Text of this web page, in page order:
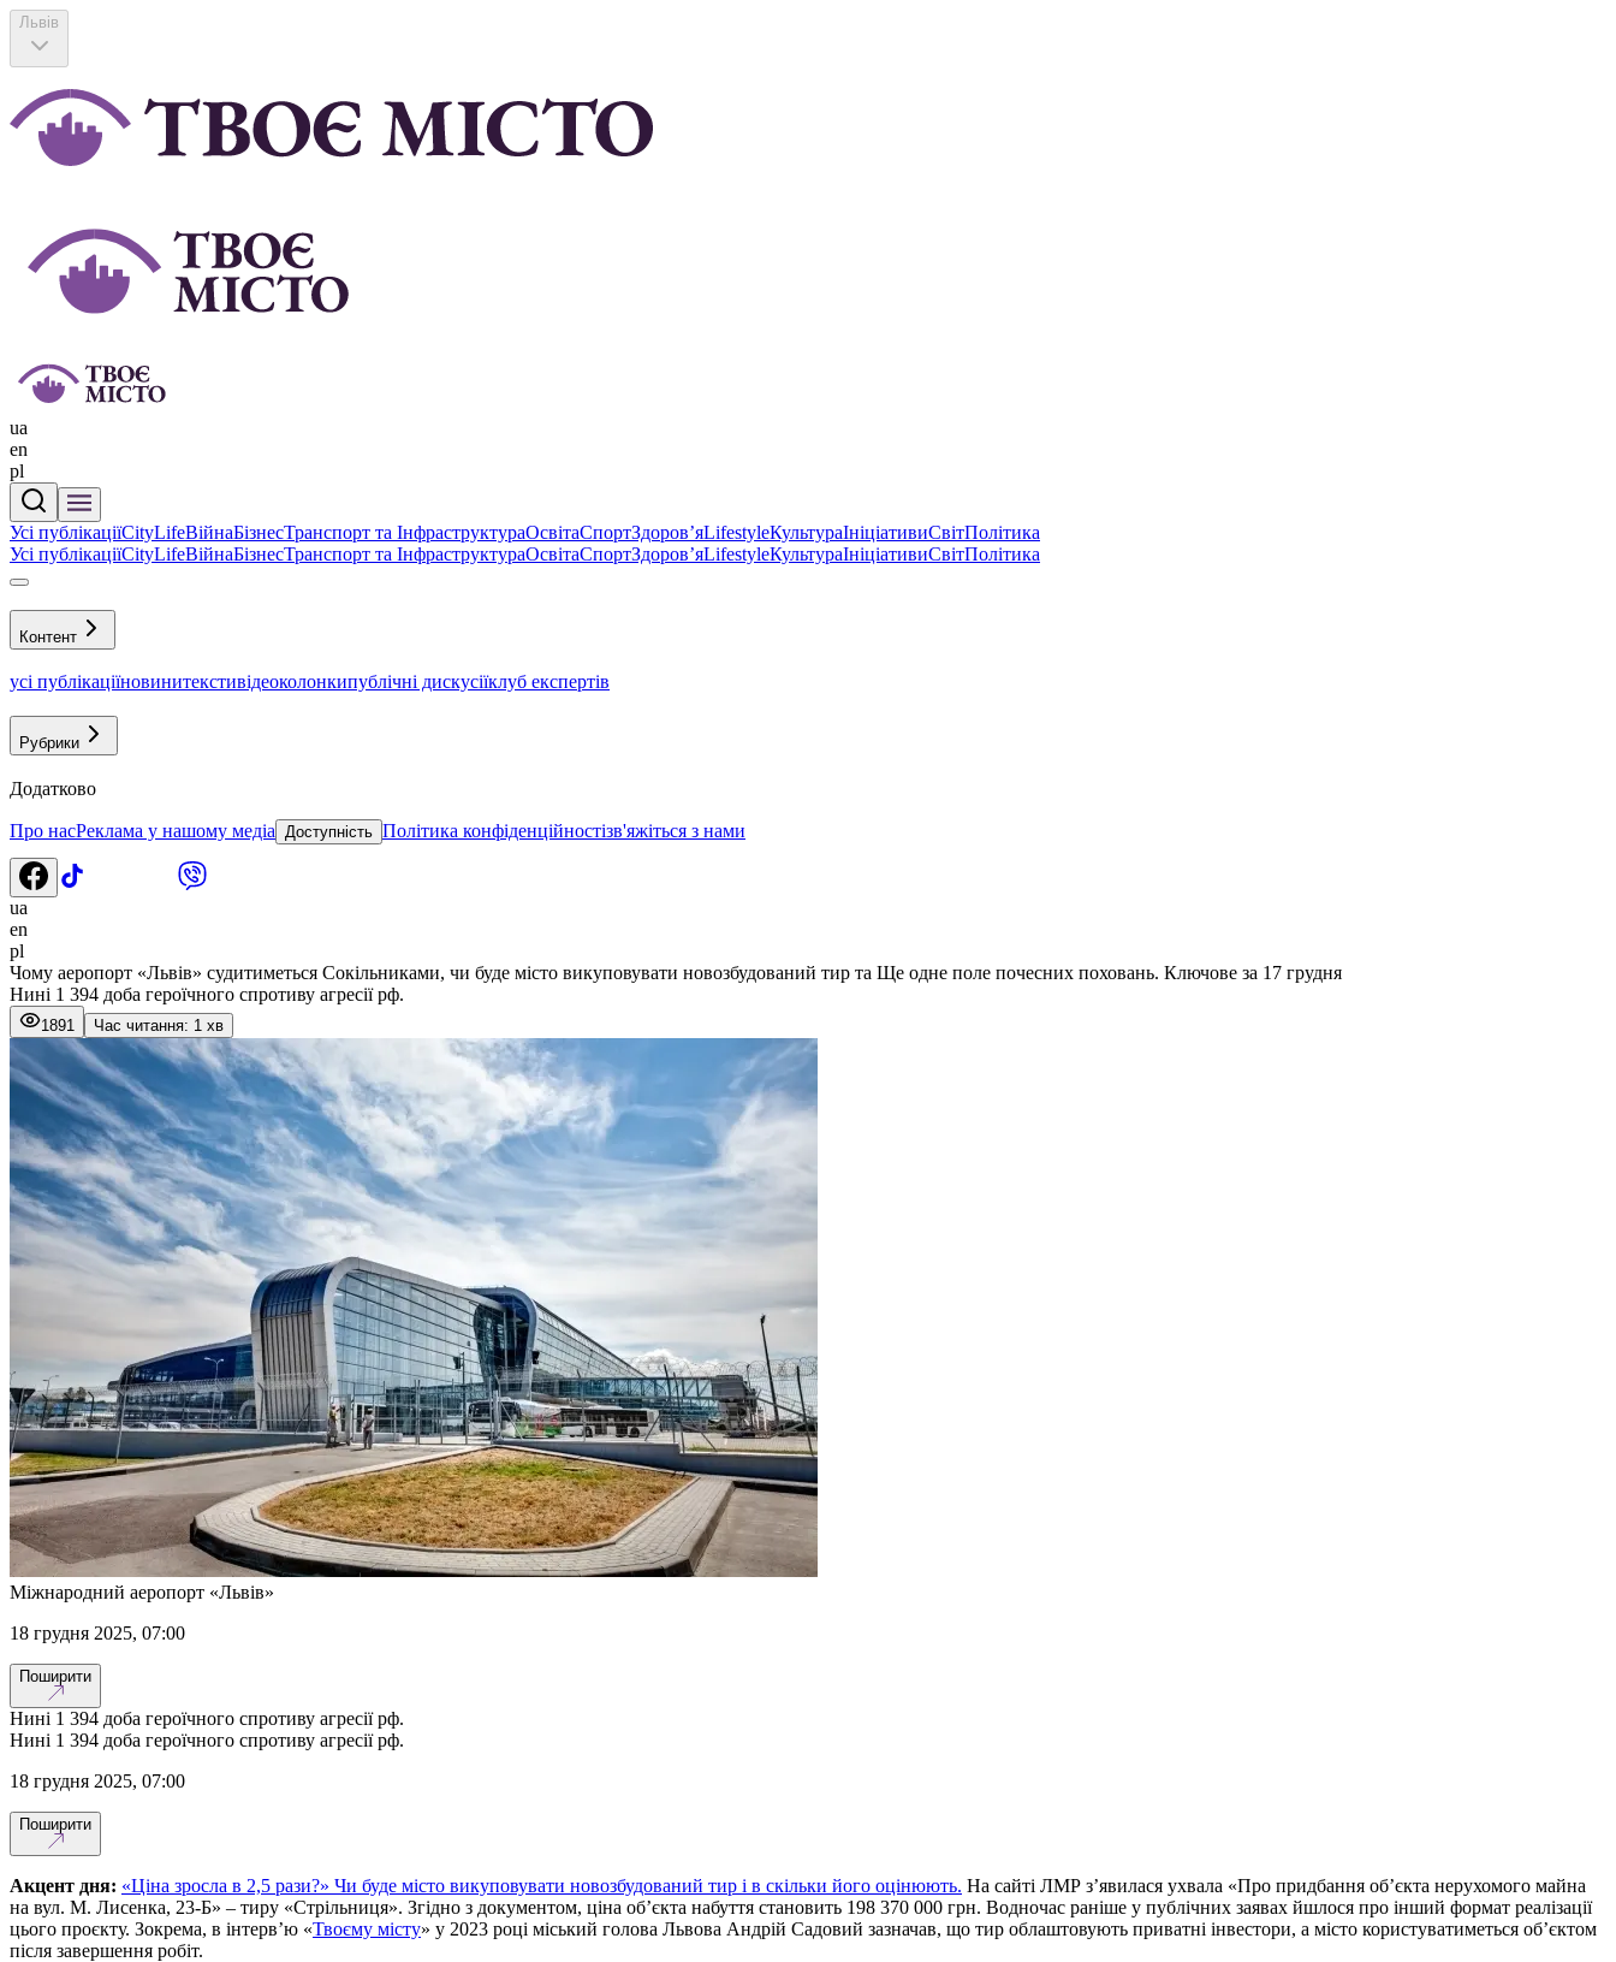
Львів
ua
en
pl
Усі публікаціїCityLifeВійнаБізнесТранспорт та ІнфраструктураОсвітаСпортЗдоровʼяLifestyleКультураІніціативиСвітПолітика
Усі публікаціїCityLifeВійнаБізнесТранспорт та ІнфраструктураОсвітаСпортЗдоровʼяLifestyleКультураІніціативиСвітПолітика
Контент
усі публікаціїновинитекстивідеоколонкипублічні дискусіїклуб експертів
Рубрики
Додатково
Про насРеклама у нашому медіа Доступність Політика конфіденційностізв'яжіться з нами
ua
en
pl
Чому аеропорт «Львів» судитиметься Сокільниками, чи буде місто викуповувати новозбудований тир та Ще одне поле почесних поховань. Ключове за 17 грудня
Нині 1 394 доба героїчного спротиву агресії рф.
1891 Час читання: 1 хв
Міжнародний аеропорт «Львів»
18 грудня 2025, 07:00
Поширити
Нині 1 394 доба героїчного спротиву агресії рф.
Нині 1 394 доба героїчного спротиву агресії рф.
18 грудня 2025, 07:00
Поширити
Акцент дня: «Ціна зросла в 2,5 рази?» Чи буде місто викуповувати новозбудований тир і в скільки його оцінюють. На сайті ЛМР з’явилася ухвала «Про придбання об’єкта нерухомого майна
на вул. М. Лисенка, 23-Б» – тиру «Стрільниця». Згідно з документом, ціна об’єкта набуття становить 198 370 000 грн. Водночас раніше у публічних заявах йшлося про інший формат реалізації
цього проєкту. Зокрема, в інтерв’ю «Твоєму місту» у 2023 році міський голова Львова Андрій Садовий зазначав, що тир облаштовують приватні інвестори, а місто користуватиметься об’єктом
після завершення робіт.